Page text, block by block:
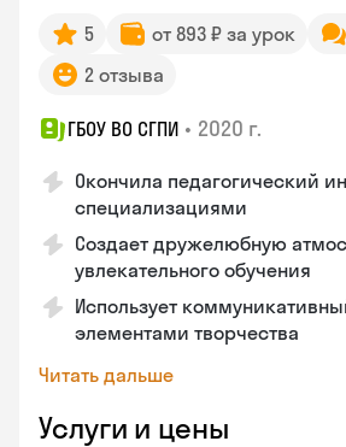
5 от 893 ₽ за урок
2 отзыва
ГБОУ ВО СГПИ • 2020 г.
Окончила педагогический
специализациями
Создает дружелюбную
увлекательного обучения
Использует
элементами творчества
Читать дальше
Услуги и цены